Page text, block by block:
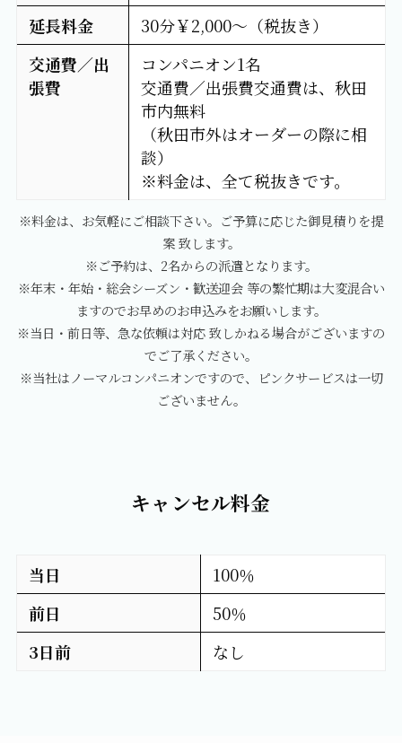
延長料金
30分￥2,000～（税抜き）
交通費／出
張費
コンパニオン1名
交通費／出張費交通費は、秋田
市内無料
（秋田市外はオーダーの際に相
談）
※料金は、全て税抜きです。
※料金は、お気軽にご相談下さい。ご予算に応じた御見積りを提
案 致します。
※ご予約は、2名からの派遣となります。
※年末・年始・総会シーズン・歓送迎会 等の繁忙期は大変混合い
ますのでお早めのお申込みをお願いします。
※当日・前日等、急な依頼は対応 致しかねる場合がございますの
でご了承ください。
※当社はノーマルコンパニオンですので、ピンクサービスは一切
ございません。
キャンセル料金
当日
100％
前日
50％
3日前
なし